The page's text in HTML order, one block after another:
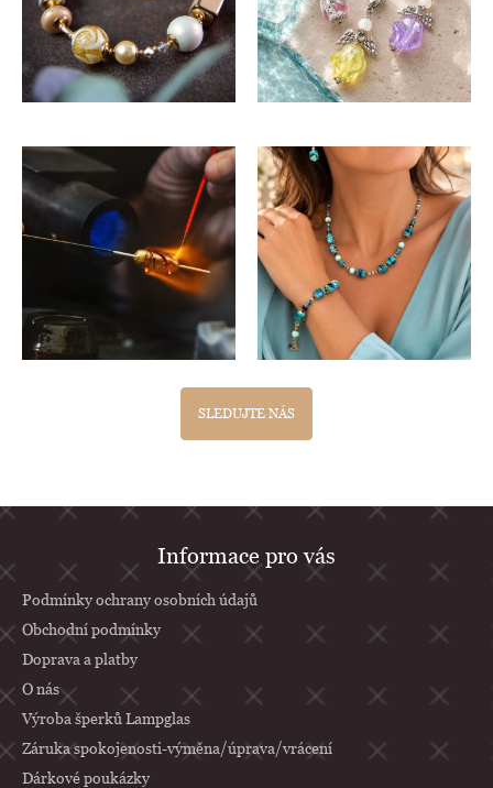
SLEDUJTE NÁS
á
a
í
Informace pro vás
Podmínky ochrany osobních údajů
Obchodní podmínky
Doprava a platby
O nás
Výroba šperků Lampglas
Záruka spokojenosti-výměna/úprava/vrácení
Dárkové poukázky